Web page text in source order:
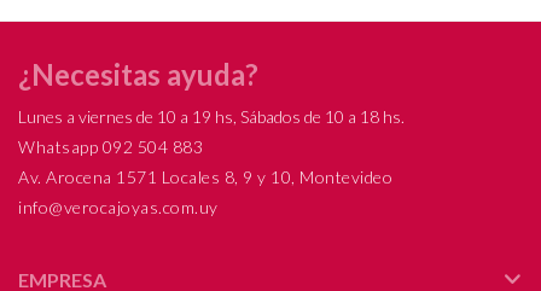
¿Necesitas ayuda?
Lunes a viernes de 10 a 19 hs, Sábados de 10 a 18 hs.
Whatsapp 092 504 883
Av. Arocena 1571 Locales 8, 9 y 10, Montevideo
info@verocajoyas.com.uy
EMPRESA